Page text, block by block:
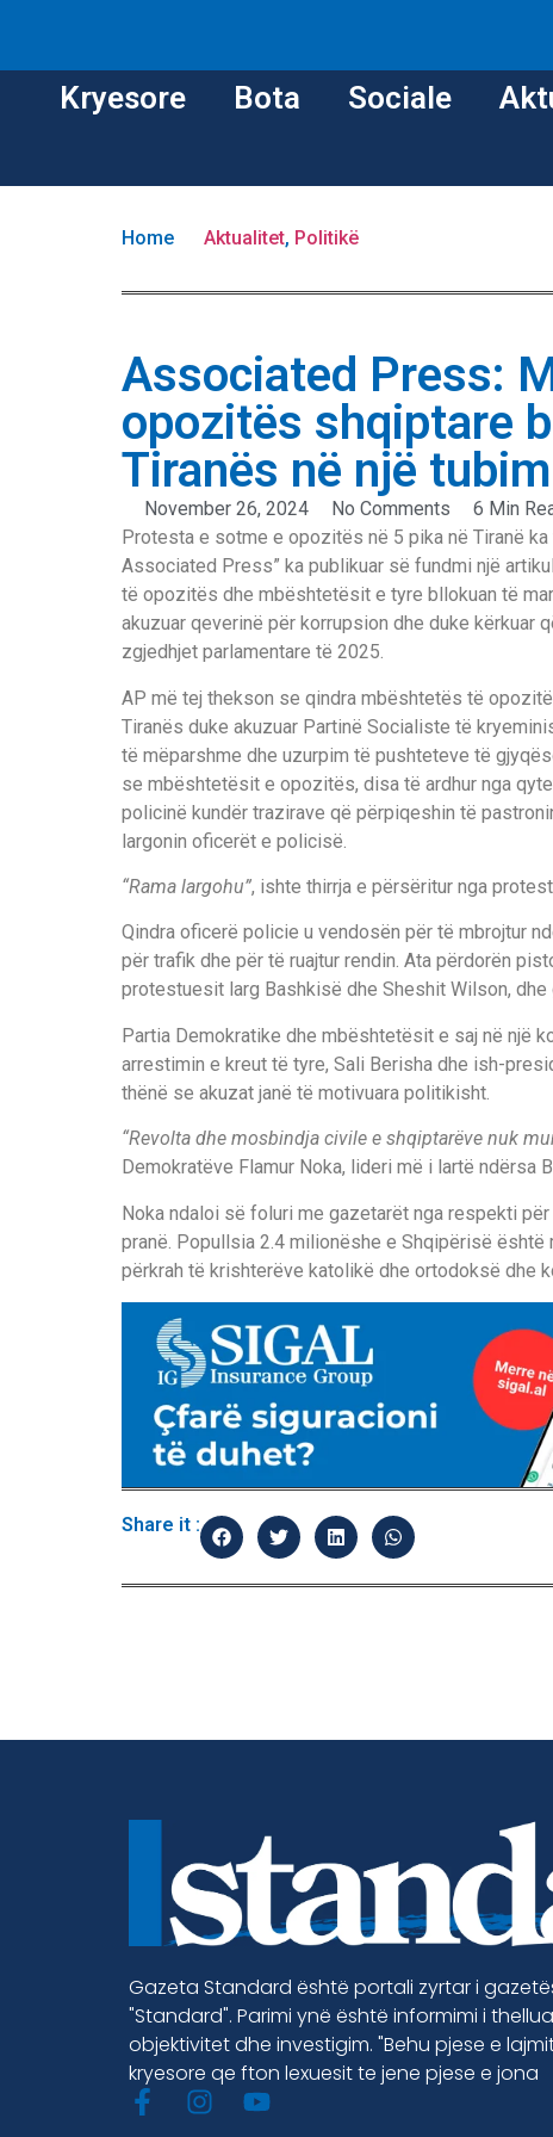
Kryesore Bota Sociale
Home Aktualitet, Politikë
Associated Press:
opozitës shqiptare
Tiranës në një
November 26, 2024 No Comments
6 Min
Protesta e sotme e opozitës në 5 pika në Tiranë ka
Associated Press” ka publikuar së fundmi një
të opozitës dhe mbështetësit e tyre bllokuan të
akuzuar qeverinë për korrupsion dhe duke kërkuar
zgjedhjet parlamentare të 2025.
AP më tej thekson se qindra mbështetës të
Tiranës duke akuzuar Partinë Socialiste të
të mëparshme dhe uzurpim të pushteteve të
se mbështetësit e opozitës, disa të ardhur nga
policinë kundër trazirave që përpiqeshin të
largonin oficerët e policisë.
“Rama largohu”, ishte thirrja e përsëritur nga
Qindra oficerë policie u vendosën për të mbrojtur
për trafik dhe për të ruajtur rendin. Ata përdorën
protestuesit larg Bashkisë dhe Sheshit Wilson,
Partia Demokratike dhe mbështetësit e saj në një
arrestimin e kreut të tyre, Sali Berisha dhe ish-
thënë se akuzat janë të motivuara politikisht.
“Revolta dhe mosbindja civile e shqiptarëve nuk
Demokratëve Flamur Noka, lideri më i lartë ndërsa
Noka ndaloi së foluri me gazetarët nga respekti
pranë. Popullsia 2.4 milionëshe e Shqipërisë
përkrah të krishterëve katolikë dhe ortodoksë dhe
Share it :
Gazeta Standard është portali zyrtar i
"Standard". Parimi ynë është informimi i
objektivitet dhe investigim. "Behu pjese e
kryesore qe fton lexuesit te jene pjese e jona